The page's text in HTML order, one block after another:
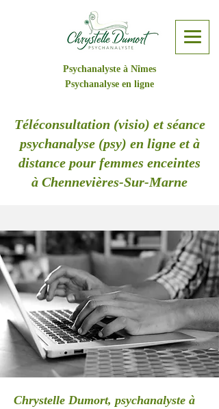
Psychanalyste à Nîmes
Psychanalyse en ligne
Téléconsultation (visio) et séance
psychanalyse (psy) en ligne et à
distance pour femmes enceintes
à Chennevières-Sur-Marne
Chrystelle Dumort, psychanalyste à